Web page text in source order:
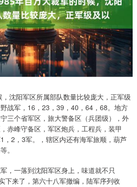
沈阳军区所属部队数量比较庞大，正军级
战军，16，23，39，40，64，68。地方
三个省军区，旅大警备区（兵团级），外
赤峰守备区，军区炮兵，工程兵，装甲
，2，3军。，辖区内还有海军旅顺，葫芦
。
，一落到沈阳军区身上，味道就不只
下来了，第六十八军撤编，陆军序列收